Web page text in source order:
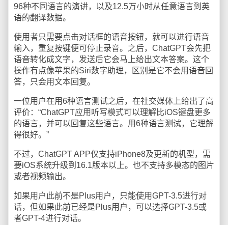
96种不同语言的演讲，以及12.5万小时从任意语言到英
语的翻译数据。
使用者只需要点击对话框的语音按钮，就可以进行语音
输入，重复按键便可停止录音。之后，ChatGPT会先把
语音转化成文字，发送后它会马上给出文本答案。这个
操作有点像苹果的Siri数字助理，区别是它不会用语音回
答，只会用文本回复。
一位用户在用6种语言测试之后，在社交媒体上给出了高
评价：“ChatGPT应用听写模式可以理解比iOS键盘更多
的语言，并可以回复这些语言。用6种语言测试，它理解
得很好。”
不过，ChatGPT APP仅支持iPhone8及更新的机型，需
要iOS系统升级到16.1版本以上。也不支持多模态的图片
或者视频输出。
如果用户此前不是Plus用户，只能使用GPT-3.5进行对
话，但如果此前已经是Plus用户，可以选择GPT-3.5或
者GPT-4进行对话。